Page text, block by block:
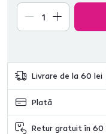
Livrare de la 60 lei
Plată
Retur gratuit în 60